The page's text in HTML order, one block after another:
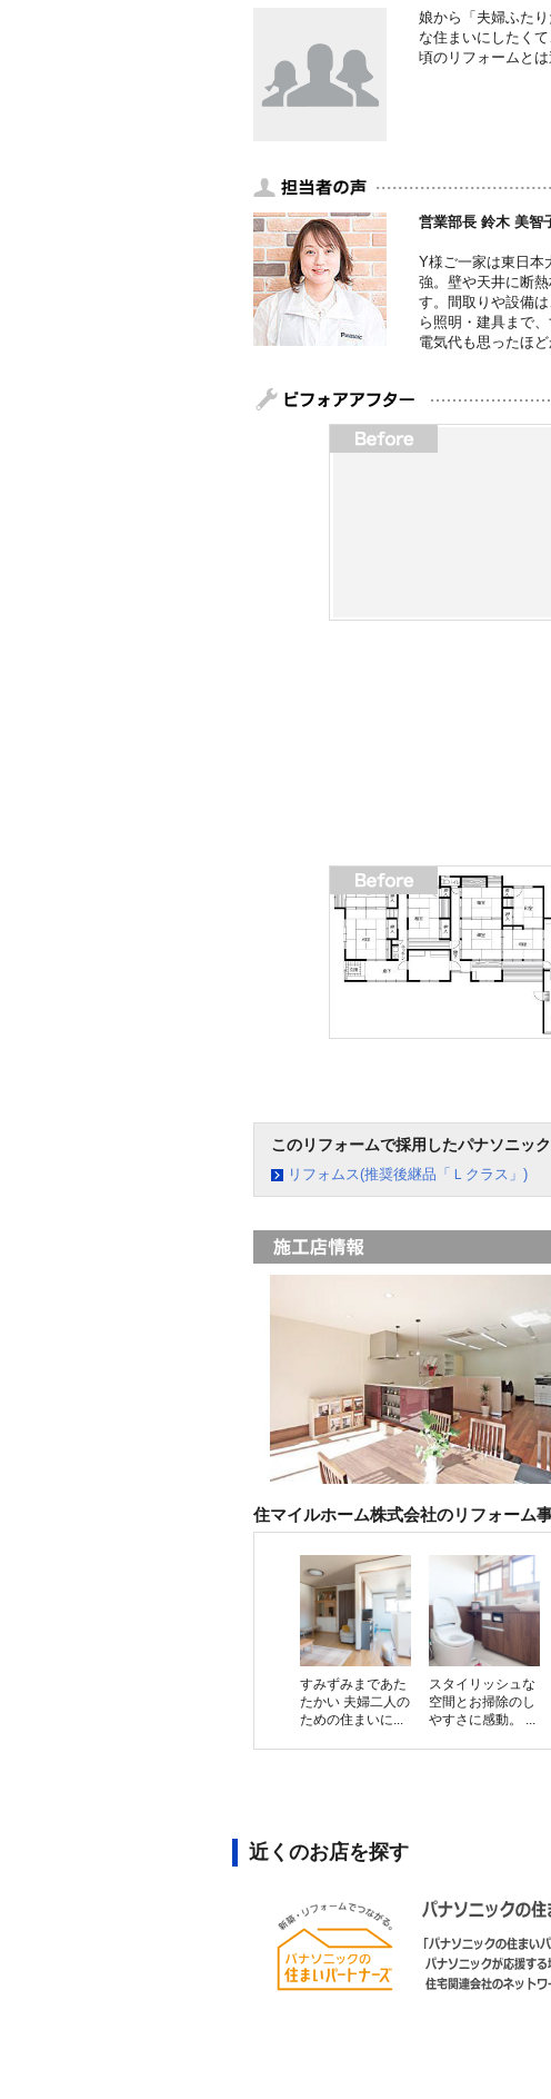
娘から「夫婦ふた
な住まいにしたく
頃のリフォームと
営業部長 鈴木 美智
Y様ご一家は東日本
強。壁や天井に断
す。間取りや設備
ら照明・建具まで
電気代も思ったほ
このリフォームで採用したパナソニッ
リフォムス(推奨後継品「Ｌクラス」)
住マイルホーム株式会社のリフォーム
すみずみまであた
たかい 夫婦二人の
ための住まいに...
スタイリッシュな
空間とお掃除のし
やすさに感動。 ...
近くのお店を探す